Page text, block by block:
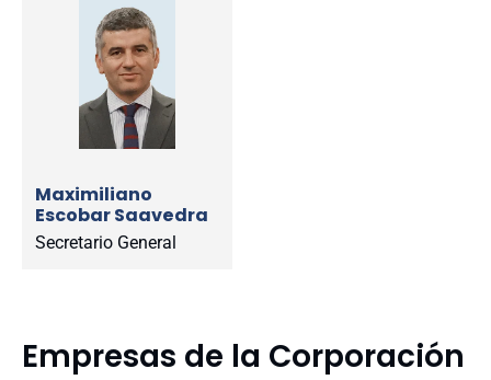
Maximiliano
Escobar Saavedra
Secretario General
Empresas de la Corporación